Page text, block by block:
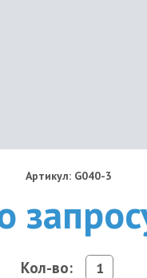
Артикул: G040-3
Кол-во: